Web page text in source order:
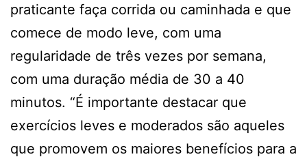
praticante faça corrida ou caminhada e que
comece de modo leve, com uma
regularidade de três vezes por semana,
com uma duração média de 30 a 40
minutos. “É importante destacar que
exercícios leves e moderados são aqueles
que promovem os maiores benefícios para a